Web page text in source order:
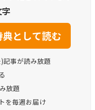
記事が読み放題
放題
を毎週お届け